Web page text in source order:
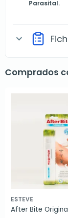
Parasital.
expand_more
Comprados
ESTEVE
After Bite